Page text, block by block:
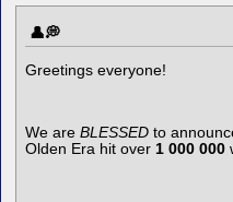
Greetings everyone!
We areBLESSED to
Olden Era hit over1 000 000